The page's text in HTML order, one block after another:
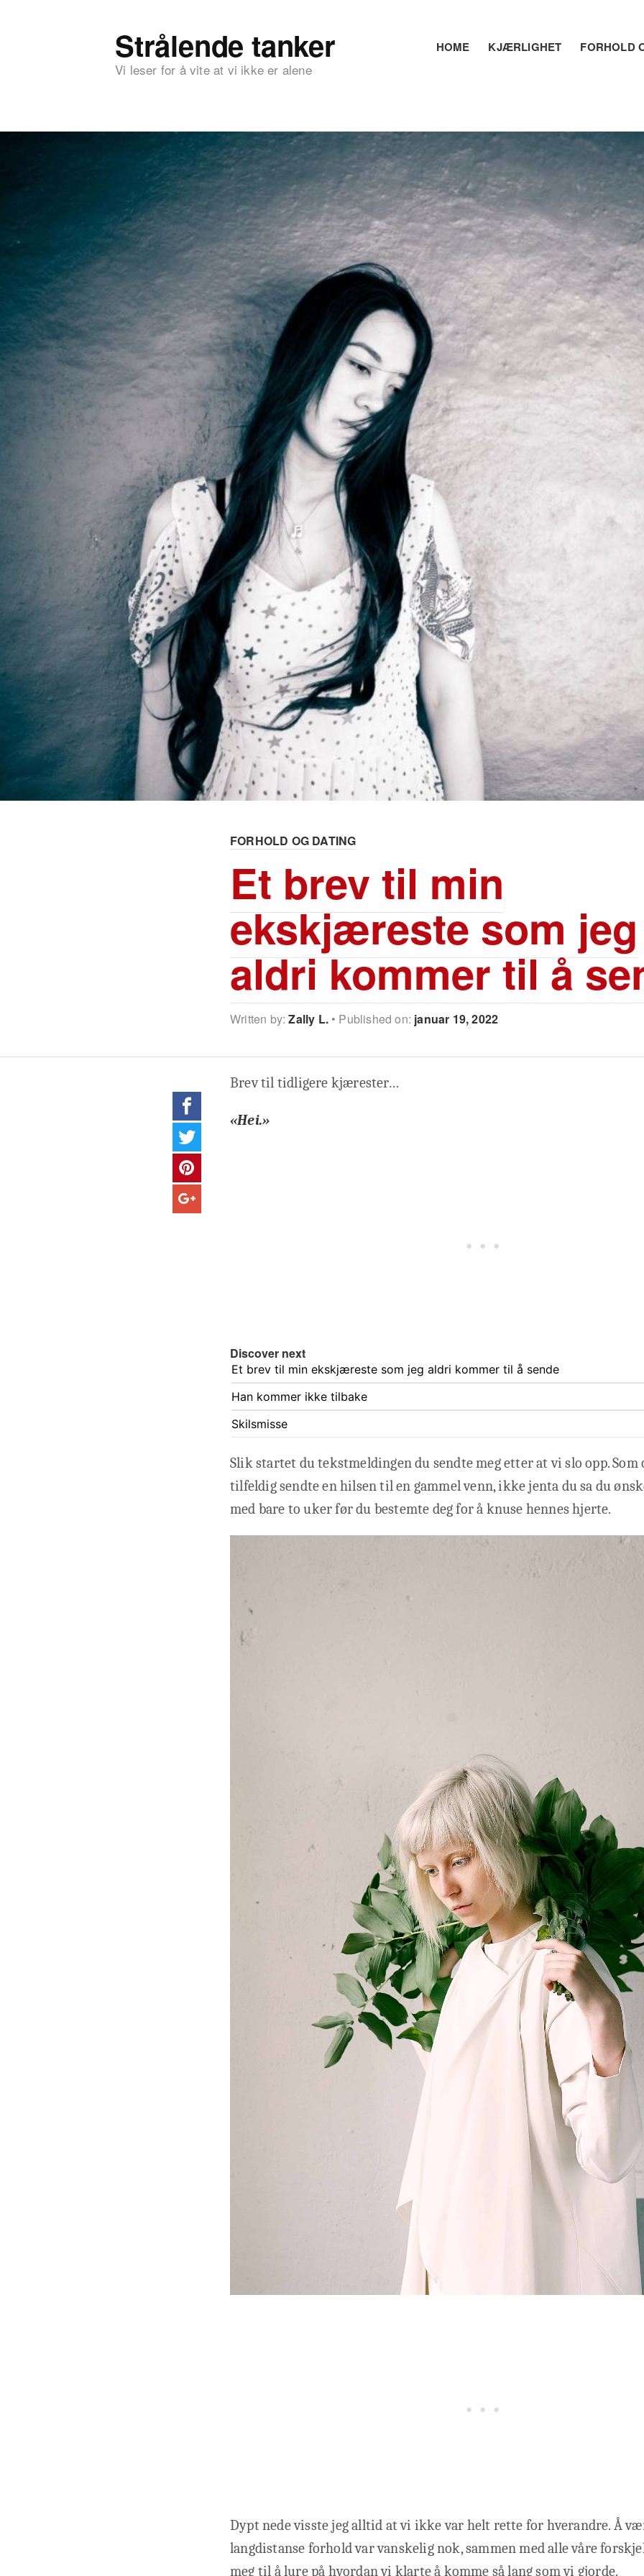
Strålende tanker
Vi leser for å vite at vi ikke er alene
HOME KJÆRLIGHET FORHOLD
FORHOLD OG DATING
Et brev til min
ekskjæreste som jeg
aldri kommer til å
Written by:Zally L. Published on: januar 19, 2022
Brev til tidligere kjærester…
«Hei.»
Discover next
Et brev til min ekskjæreste som jeg aldri kommer til å sende
Han kommer ikke tilbake
Skilsmisse
Slik startet du tekstmeldingen du sendte meg etter at vi slo opp. Som
tilfeldig sendte en hilsen til en gammel venn, ikke jenta du sa du
med bare to uker før du bestemte deg for å knuse hennes hjerte.
Dypt nede visste jeg alltid at vi ikke var helt rette for hverandre. Å
langdistanse forhold var vanskelig nok, sammen med alle våre
meg til å lure på hvordan vi klarte å komme så lang som vi gjorde.